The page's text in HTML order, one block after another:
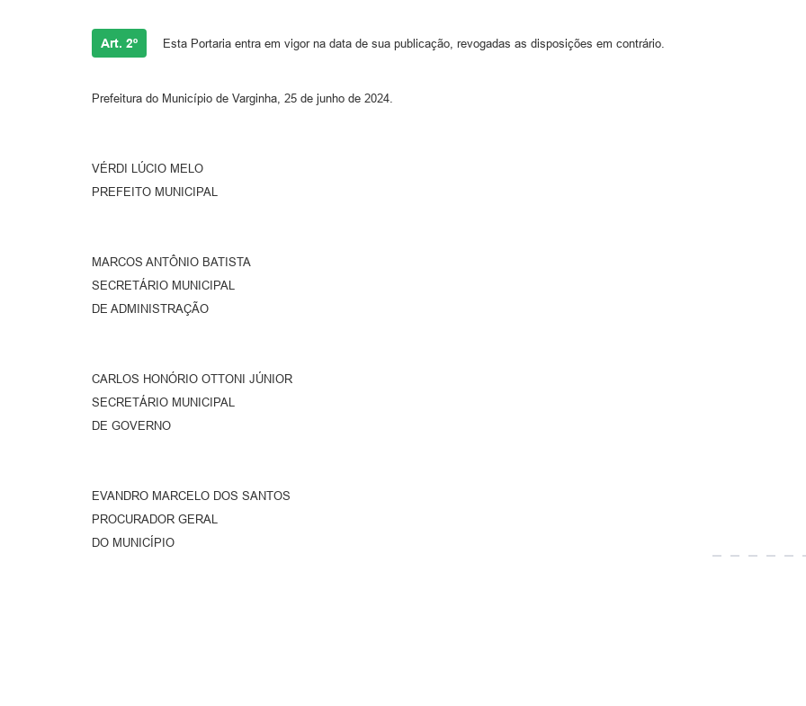
Art. 2º Esta Portaria entra em vigor na data de sua publicação, revogadas as disposições em contrário.
Prefeitura do Município de Varginha, 25 de junho de 2024.
VÉRDI LÚCIO MELO
PREFEITO MUNICIPAL
MARCOS ANTÔNIO BATISTA
SECRETÁRIO MUNICIPAL
DE ADMINISTRAÇÃO
CARLOS HONÓRIO OTTONI JÚNIOR
SECRETÁRIO MUNICIPAL
DE GOVERNO
EVANDRO MARCELO DOS SANTOS
PROCURADOR GERAL
DO MUNICÍPIO